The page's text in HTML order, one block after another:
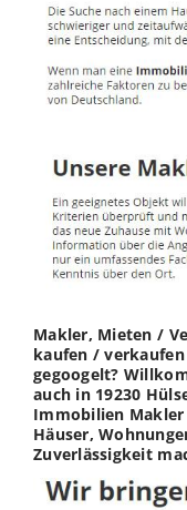
Makler, Mieten /
kaufen /
gegoogelt?
auch in 19230
Immobilien
Häuser,
Zuverlässigkeit